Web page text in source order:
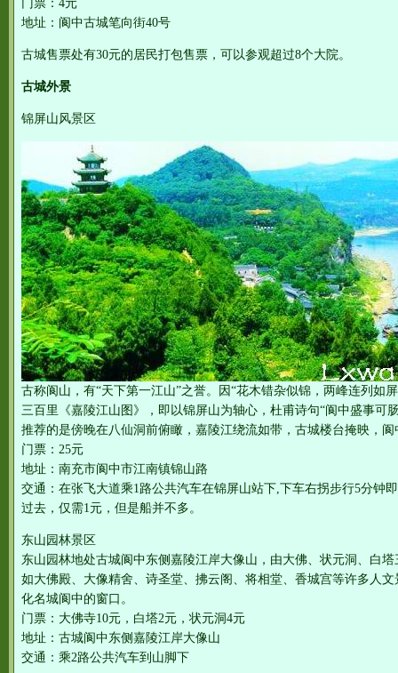
门票：4元
地址：阆中古城笔向街40号
古城售票处有30元的居民打包售票，可以参观超过8个大院。
古城外景
锦屏山风景区
古称阆山，有“天下第一江山”之誉。因“花木错杂似锦，两峰连列如
三百里《嘉陵江山图》，即以锦屏山为轴心，杜甫诗句“阆中盛事可
推荐的是傍晚在八仙洞前俯瞰，嘉陵江绕流如带，古城楼台掩映，
门票：25元
地址：南充市阆中市江南镇锦山路
交通：在张飞大道乘1路公共汽车在锦屏山站下,下车右拐步行5分钟
过去，仅需1元，但是船并不多。
东山园林景区
东山园林地处古城阆中东侧嘉陵江岸大像山，由大佛、状元洞、白
如大佛殿、大像精舍、诗圣堂、拂云阁、将相堂、香城宫等许多人
化名城阆中的窗口。
门票：大佛寺10元，白塔2元，状元洞4元
地址：古城阆中东侧嘉陵江岸大像山
交通：乘2路公共汽车到山脚下